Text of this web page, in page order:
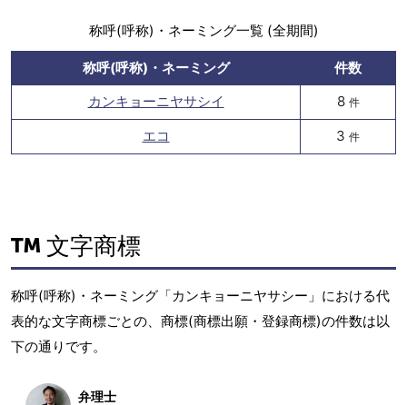
称呼(呼称)・ネーミング一覧 (全期間)
称呼(呼称)・ネーミング
件数
カンキョーニヤサシイ
8 件
エコ 3 件
文字商標
称呼(呼称)・ネーミング「カンキョーニヤサシー」における代
表的な文字商標ごとの、商標(商標出願・登録商標)の件数は以
下の通りです。
弁理士